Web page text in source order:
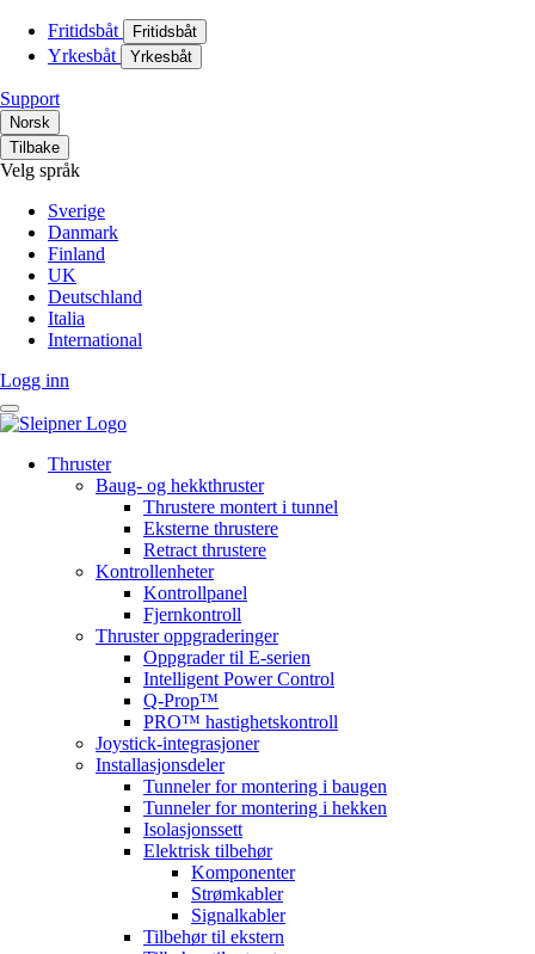
Fritidsbåt Fritidsbåt
Yrkesbåt Yrkesbåt
Support
Norsk
Tilbake
Velg språk
Sverige
Danmark
Finland
UK
Deutschland
Italia
International
Logg inn
Thruster
Baug- og hekkthruster
Thrustere montert i tunnel
Eksterne thrustere
Retract thrustere
Kontrollenheter
Kontrollpanel
Fjernkontroll
Thruster oppgraderinger
Oppgrader til E-serien
Intelligent Power Control
Q-Prop™
PRO™ hastighetskontroll
Joystick-integrasjoner
Installasjonsdeler
Tunneler for montering i baugen
Tunneler for montering i hekken
Isolasjonssett
Elektrisk tilbehør
Komponenter
Strømkabler
Signalkabler
Tilbehør til ekstern